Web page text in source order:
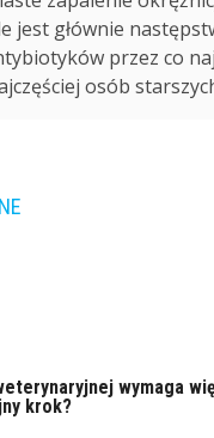
jest głównie
przez co
osób
wymaga
krok?